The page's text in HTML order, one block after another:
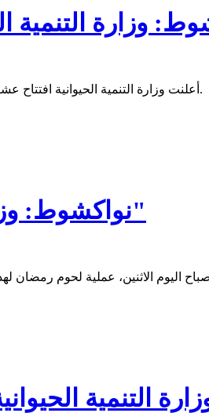
التنمية الحيوانية تفتح 20 محلا
أعلنت وزارة التنمية الحيوانية افتتاح عشرين مقرا لبيع اللحوم بأسعار مدعومة في مقاطعات العاصمة نواكشوط التسع، خلال الشهر الكريم.
نواكشوط: وزارة التنمية الحيوانية تطلق عملية "لحوم رمضان"
التنمية